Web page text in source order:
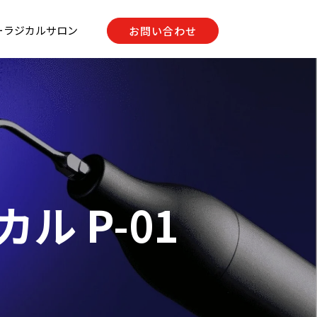
ラジカルサロン お問い合わせ
ル P-01